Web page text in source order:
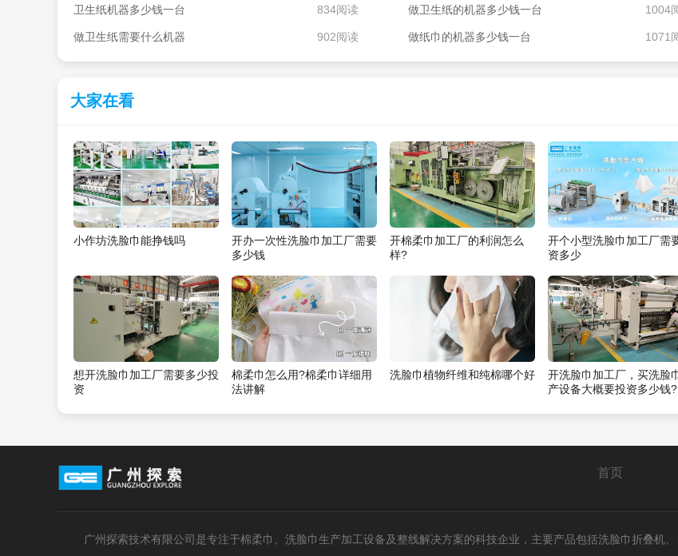
卫生纸机器多少钱一台 834阅读 做卫生纸的机器多少钱一台 1004
做卫生纸需要什么机器 902阅读 做纸巾的机器多少钱一台 1071
大家在看
小作坊洗脸巾能挣钱吗
开办一次性洗脸巾加工厂需要
多少钱
开棉柔巾加工厂的利润怎么
样?
开个小型洗脸巾加工厂需
资多少
想开洗脸巾加工厂需要多少投
资
棉柔巾怎么用?棉柔巾详细用
法讲解
洗脸巾植物纤维和纯棉哪个好
开洗脸巾加工厂，买洗脸
产设备大概要投资多少钱?
首页
广州探索技术有限公司是专注于棉柔巾、洗脸巾生产加工设备及整线解决方案的科技企业，主要产品包括洗脸巾折叠机